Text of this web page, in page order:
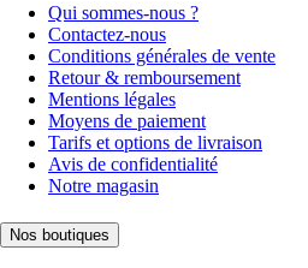
Qui sommes-nous ?
Contactez-nous
Conditions générales de vente
Retour & remboursement
Mentions légales
Moyens de paiement
Tarifs et options de livraison
Avis de confidentialité
Notre magasin
Nos boutiques